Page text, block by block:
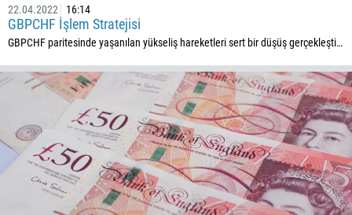
22.04.2022 16:14
GBPCHF İşlem Stratejisi
GBPCHF paritesinde yaşanılan yükseliş hareketleri sert bir düşüş gerçekleşti…
591
387
55
246
673
359
226
257